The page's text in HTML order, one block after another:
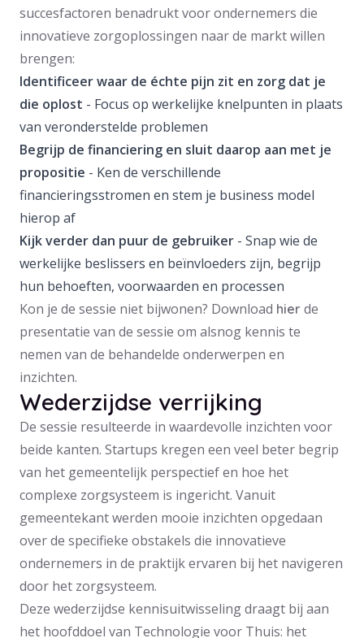
succesfactoren benadrukt voor ondernemers die
innovatieve zorgoplossingen naar de markt willen
brengen:
Identificeer waar de échte pijn zit en zorg dat je
die oplost - Focus op werkelijke knelpunten in plaats
van veronderstelde problemen
Begrijp de financiering en sluit daarop aan met je
propositie - Ken de verschillende
financieringsstromen en stem je business model
hierop af
Kijk verder dan puur de gebruiker - Snap wie de
werkelijke beslissers en beïnvloeders zijn, begrijp
hun behoeften, voorwaarden en processen
Kon je de sessie niet bijwonen? Download hier de
presentatie van de sessie om alsnog kennis te
nemen van de behandelde onderwerpen en
inzichten.
Wederzijdse verrijking
De sessie resulteerde in waardevolle inzichten voor
beide kanten. Startups kregen een veel beter begrip
van het gemeentelijk perspectief en hoe het
complexe zorgsysteem is ingericht. Vanuit
gemeentekant werden mooie inzichten opgedaan
over de specifieke obstakels die innovatieve
ondernemers in de praktijk ervaren bij het navigeren
door het zorgsysteem.
Deze wederzijdse kennisuitwisseling draagt bij aan
het hoofddoel van Technologie voor Thuis: het